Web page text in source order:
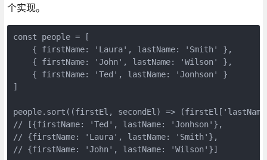
个实现。
const people = [
    { firstName: 'Laura', lastName: 'Smith' },
    { firstName: 'John', lastName: 'Wilson' },
    { firstName: 'Ted', lastName: 'Jonhson' }
]
people.sort((firstEl, secondEl) =>
// [{firstName: 'Ted', lastName: 'Jonhson'},
// {firstName: 'Laura', lastName: 'Smith'},
// {firstName: 'John', lastName: 'Wilson'}]